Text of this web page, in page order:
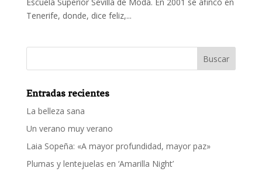
Tenerife, donde, dice feliz,...
Entradas recientes
La belleza sana
Un verano muy verano
Laia Sopeña: «A mayor profundidad, mayor paz»
Plumas y lentejuelas en ‘Amarilla Night’